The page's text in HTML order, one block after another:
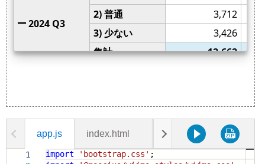
app.js index.html data.js styles.css
1
import 'bootstrap.css' ;